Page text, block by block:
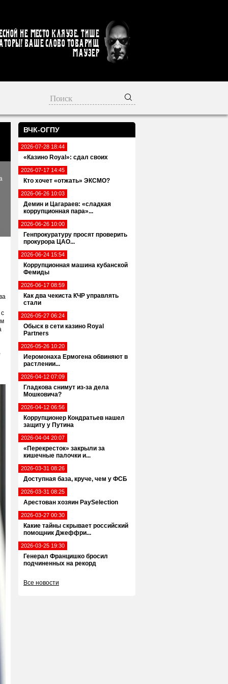
не место кляузе. Тише
Ваше слово товарищ
Маузер
ВЧК-ОГПУ
2026-07-28 18:44
«Казино Royal»: сдал своих
2026-07-17 14:45
Кто хочет «отжать» ЭКСМО?
2026-06-26 10:03
Демин и Цагараев: «сладкая
коррупционная пара»...
2026-06-26 10:00
Генпрокуратуру просят проверить
прокурора ЦАО...
2026-06-24 15:54
Коррупционная машина кубанской
Фемиды
2026-06-17 08:59
Как два чекиста КЧР управлять
стали
2026-05-27 06:24
Обыск в сети казино Royal
Partners
2026-05-26 10:20
Иеромонаха Ермогена обвиняют в
растлении...
2026-04-12 07:09
Гладкова снимут из-за дела
Мошковича?
2026-04-12 06:56
Коррупционер Кондратьев нашел
защиту у Путина
2026-04-04 20:07
«Перекресток» закрыли за
кишечные палочки и...
2026-03-31 08:26
Доступная база, круче, чем у ФСБ
2026-03-31 08:25
Арестован хозяин PaySelection
2026-03-27 00:30
Какие тайны скрывает российский
помощник Джеффри...
2026-03-25 19:30
Генерал Францишко бросил
подчиненных на рекорд
Все новости